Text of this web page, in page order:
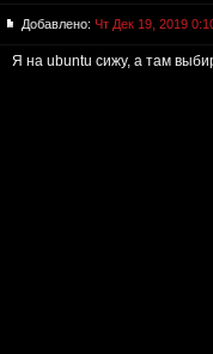
Добавлено: Чт Дек 19, 2019
Я на ubuntu сижу, а там